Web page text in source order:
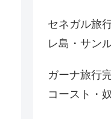
セネガル旅
レ島・サン
ガーナ旅行
コースト・